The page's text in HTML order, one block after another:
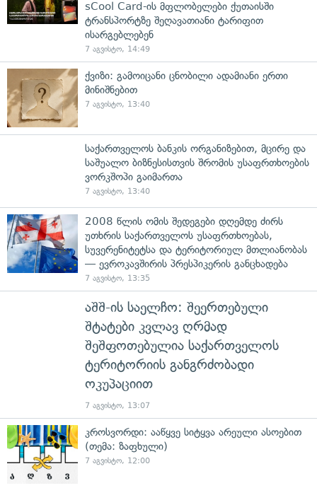
sCool Card-ის მფლობელები ქუთაისში
ტრანსპორტზე შეღავათიანი ტარიფით
ისარგებლებენ
7 აგვისტო, 14:49
ქვიზი: გამოიცანი ცნობილი ადამიანი ერთი
მინიშნებით
7 აგვისტო, 13:40
საქართველოს ბანკის ორგანიზებით, მცირე და
საშუალო ბიზნესისთვის შრომის უსაფრთხოების
ვორკშოპი გაიმართა
7 აგვისტო, 13:40
2008 წლის ომის შედეგები დღემდე ძირს
უთხრის საქართველოს უსაფრთხოებას,
სუვერენიტეტსა და ტერიტორიულ მთლიანობას
— ევროკავშირის პრესპიკერის განცხადება
7 აგვისტო, 13:35
აშშ-ის საელჩო: შეერთებული
შტატები კვლავ ღრმად
შეშფოთებულია საქართველოს
ტერიტორიის განგრძობადი
ოკუპაციით
7 აგვისტო, 13:07
კროსვორდი: ააწყვე სიტყვა არეული ასოებით
(თემა: ზაფხული)
7 აგვისტო, 12:00